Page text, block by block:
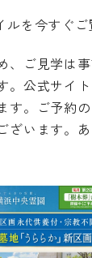
を今すぐご
ご見学は
。公式サイ
す。ご予約
ざいます。